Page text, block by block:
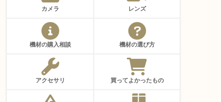
カメラ レンズ
機材の購入相談 機材の選び方
アクセサリ 買ってよかったもの